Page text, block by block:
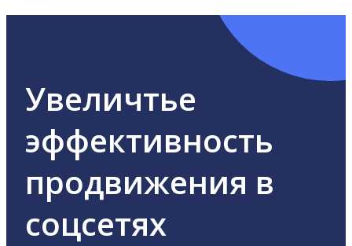
Увеличтье
эффективность
продвижения в
соцсетях